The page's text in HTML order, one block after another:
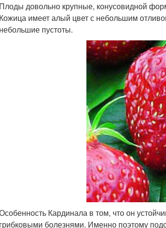
Плоды довольно крупные, конусовидной
Кожица имеет алый цвет с небольшим
небольшие пустоты.
Кардинала в том, что он
грибковыми болезнями. Именно поэтому